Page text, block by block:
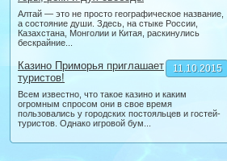
Алтай — это не просто географическое название,
а состояние души. Здесь, на стыке России,
Казахстана, Монголии и Китая, раскинулись
бескрайние...
11.10.2015
Казино Приморья приглашает
туристов!
Всем известно, что такое казино и каким
огромным спросом они в свое время
пользовались у городских постояльцев и гостей-
туристов. Однако игровой бум...